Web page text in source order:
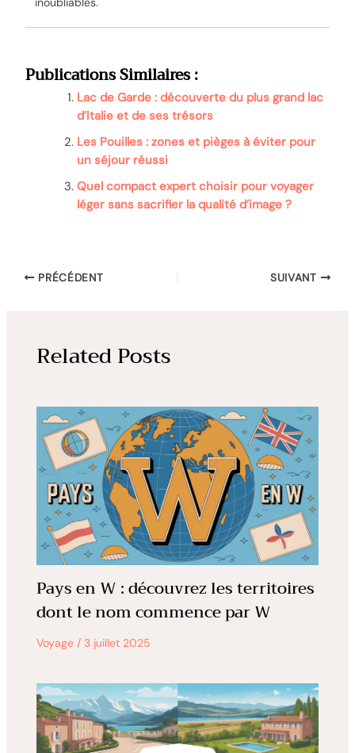
Publications Similaires :
Lac de Garde : découverte du plus grand lac
d’Italie et de ses trésors
Les Pouilles : zones et pièges à éviter pour
un séjour réussi
Quel compact expert choisir pour voyager
léger sans sacrifier la qualité d’image ?
PRÉCÉDENT SUIVANT
Related Posts
Pays en W : découvrez les territoires
dont le nom commence par W
Voyage/ 3 juillet 2025